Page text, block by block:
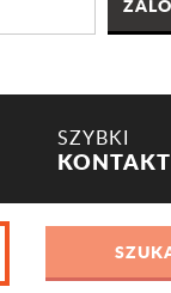
SZYBKI
KONTAKT